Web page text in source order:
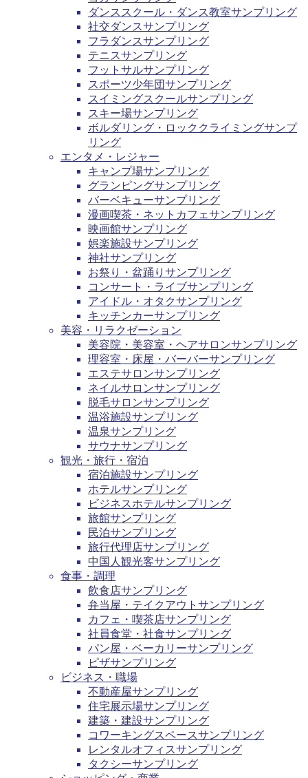
ダンススクール・ダンス教室サンプリング
社交ダンスサンプリング
フラダンスサンプリング
テニスサンプリング
フットサルサンプリング
スポーツ少年団サンプリング
スイミングスクールサンプリング
スキー場サンプリング
ボルダリング・ロッククライミングサンプ
リング
エンタメ・レジャー
キャンプ場サンプリング
グランピングサンプリング
バーベキューサンプリング
漫画喫茶・ネットカフェサンプリング
映画館サンプリング
娯楽施設サンプリング
神社サンプリング
お祭り・盆踊りサンプリング
コンサート・ライブサンプリング
アイドル・オタクサンプリング
キッチンカーサンプリング
美容・リラクゼーション
美容院・美容室・ヘアサロンサンプリング
理容室・床屋・バーバーサンプリング
エステサロンサンプリング
ネイルサロンサンプリング
脱毛サロンサンプリング
温浴施設サンプリング
温泉サンプリング
サウナサンプリング
観光・旅行・宿泊
宿泊施設サンプリング
ホテルサンプリング
ビジネスホテルサンプリング
旅館サンプリング
民泊サンプリング
旅行代理店サンプリング
中国人観光客サンプリング
食事・調理
飲食店サンプリング
弁当屋・テイクアウトサンプリング
カフェ・喫茶店サンプリング
社員食堂・社食サンプリング
パン屋・ベーカリーサンプリング
ピザサンプリング
ビジネス・職場
不動産屋サンプリング
住宅展示場サンプリング
建築・建設サンプリング
コワーキングスペースサンプリング
レンタルオフィスサンプリング
タクシーサンプリング